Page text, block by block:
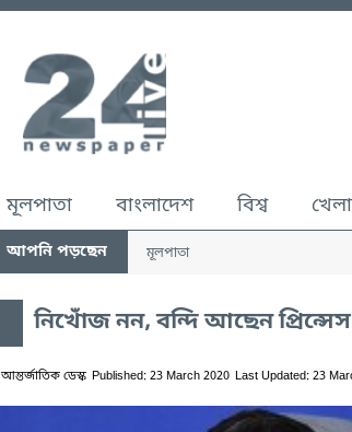
মূলপাতা বাংলাদেশ বিশ্ব
আপনি পড়ছেন মূলপাতা
নিখোঁজ নন, বন্দি আছেন
আন্তর্জাতিক ডেস্ক Published: 23 March 2020 Last Updated: 23